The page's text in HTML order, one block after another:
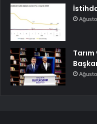
Tarım